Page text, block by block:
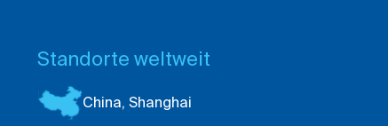
Standorte weltweit
China, Shanghai